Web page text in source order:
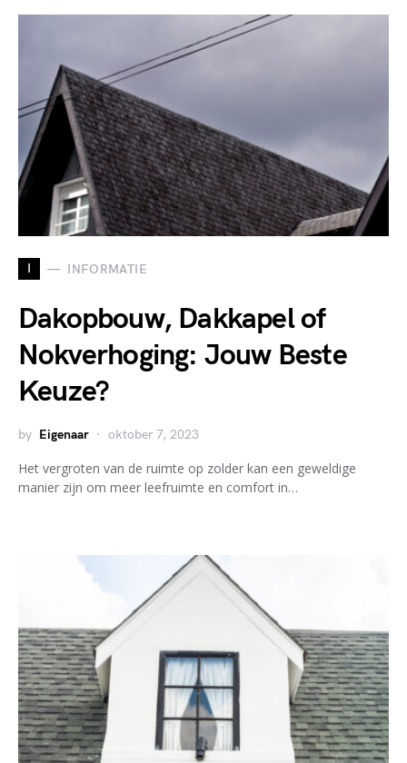
I INFORMATIE
Dakopbouw, Dakkapel of
Nokverhoging: Jouw Beste
Keuze?
by Eigenaar oktober 7, 2023
Het vergroten van de ruimte op zolder kan een geweldige
manier zijn om meer leefruimte en comfort in…